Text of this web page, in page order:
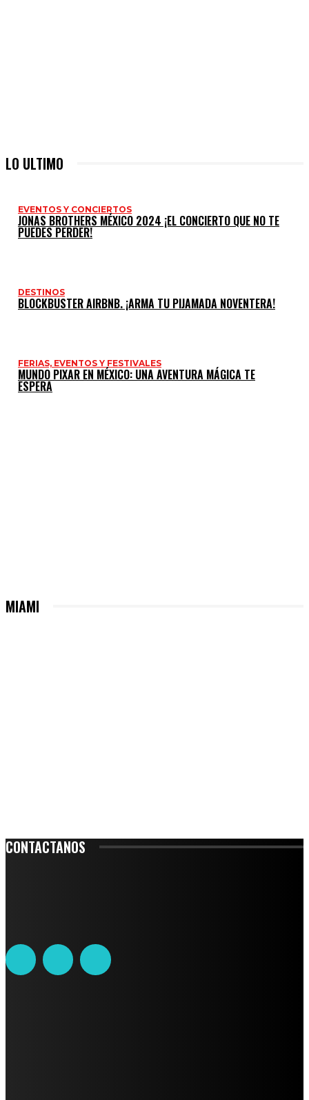
LO ULTIMO
EVENTOS Y CONCIERTOS
JONAS BROTHERS MÉXICO 2024 ¡EL CONCIERTO QUE NO TE
PUEDES PERDER!
DESTINOS
BLOCKBUSTER AIRBNB. ¡ARMA TU PIJAMADA NOVENTERA!
FERIAS, EVENTOS Y FESTIVALES
MUNDO PIXAR EN MÉXICO: UNA AVENTURA MÁGICA TE
ESPERA
MIAMI
CONTACTANOS